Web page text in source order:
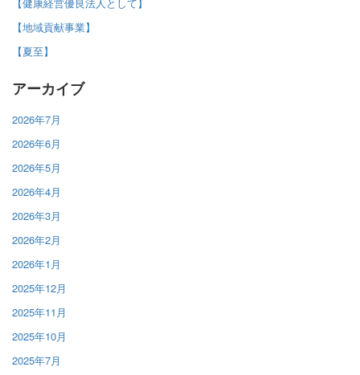
【地域貢献事業】
【夏至】
アーカイブ
2026年7月
2026年6月
2026年5月
2026年4月
2026年3月
2026年2月
2026年1月
2025年12月
2025年11月
2025年10月
2025年7月